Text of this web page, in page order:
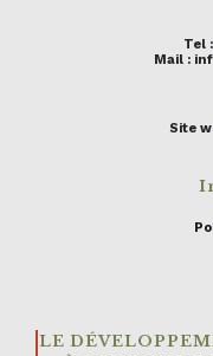
Tel
Mail :
Site
LE